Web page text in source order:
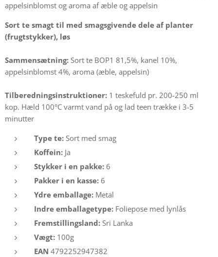
appelsinblomst og aroma af æble og appelsin
Sort te smagt til med smagsgivende dele af planter
(frugtstykker), løs
Sammensætning: Sort te BOP1 81,5%, kanel 10%,
appelsinblomst 4%, aroma (æble, appelsin)
Tilberedningsinstruktioner: 1 teskefuld pr. 200-250 ml
kop. Hæld 100°C varmt vand på og lad teen trække i 3-5
minutter
Type te: Sort med smag
Koffein: Ja
Stykker i en pakke: 6
Pakker i en kasse: 6
Ydre emballage: Metal
Indre emballagetype: Foliepose med lynlås
Fremstillingsland: Sri Lanka
Vægt: 100g
EAN 4792252947382